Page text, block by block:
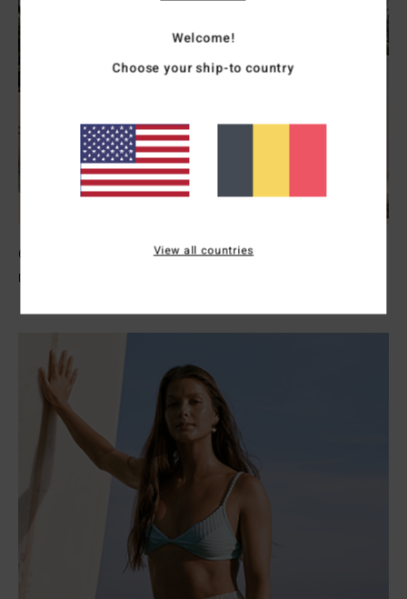
Combinaisons Femme
Découvrir
Welcome!
Choose your ship-to country
View all countries